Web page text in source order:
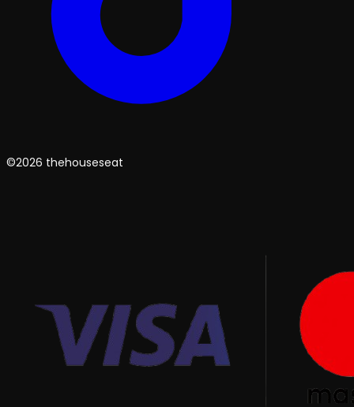
©2026 thehouseseat